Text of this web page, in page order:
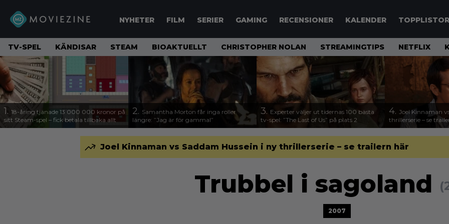
NYHETER FILM SERIER GAMING RECENSIONER KALENDER TOPPLISTOR
TV-SPEL KÄNDISAR STEAM BIOAKTUELLT CHRISTOPHER NOLAN STREAMINGTIPS NETFLIX
1. 18-åring tjänade 13 000 000 kronor på
sitt Steam-spel – fick betala tillbaka allt
2. Samantha Morton får inga roller
längre: ”Jag är för gammal”
3. Experter väljer ut tidernas 100 bästa
tv-spel: ”The Last of Us” på plats 2
4. Joel Kinnaman
thrillerserie – se
Joel Kinnaman vs Saddam Hussein i ny thrillerserie – se trailern här
Trubbel i sagoland
2007